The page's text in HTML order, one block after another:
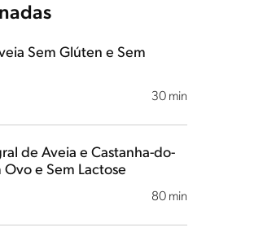
30 min
Sem Glúten e Sem
80 min
de Aveia e Castanha-do-
Ovo e Sem Lactose